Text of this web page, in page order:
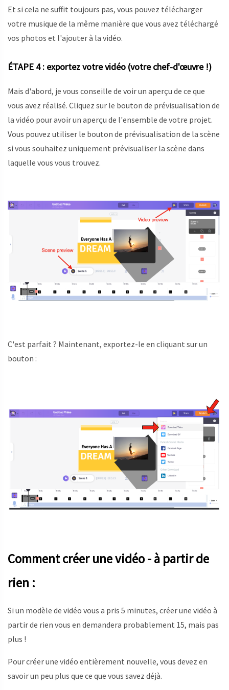
Et si cela ne suffit toujours pas, vous pouvez télécharger
votre musique de la même manière que vous avez téléchargé
vos photos et l'ajouter à la vidéo.
ÉTAPE 4 : exportez votre vidéo (votre chef-d'œuvre !)
Mais d'abord, je vous conseille de voir un aperçu de ce que
vous avez réalisé. Cliquez sur le bouton de prévisualisation de
la vidéo pour avoir un aperçu de l'ensemble de votre projet.
Vous pouvez utiliser le bouton de prévisualisation de la scène
si vous souhaitez uniquement prévisualiser la scène dans
laquelle vous vous trouvez.
C'est parfait ? Maintenant, exportez-le en cliquant sur un
bouton :
Comment créer une vidéo - à partir de
rien :
Si un modèle de vidéo vous a pris 5 minutes, créer une vidéo à
partir de rien vous en demandera probablement 15, mais pas
plus !
Pour créer une vidéo entièrement nouvelle, vous devez en
savoir un peu plus que ce que vous savez déjà.